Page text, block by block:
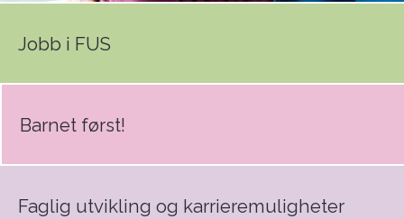
Jobb i FUS
Barnet først!
Faglig utvikling og karrieremuligheter